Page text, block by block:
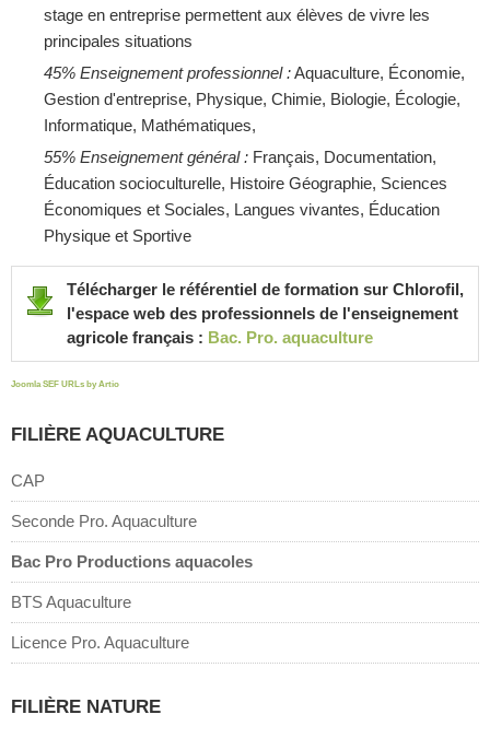
stage en entreprise permettent aux élèves de vivre les
principales situations
45% Enseignement professionnel :Aquaculture, Économie,
Gestion d'entreprise, Physique, Chimie, Biologie, Écologie,
Informatique, Mathématiques,
55% Enseignement général : Français, Documentation,
Éducation socioculturelle, Histoire Géographie, Sciences
Économiques et Sociales, Langues vivantes, Éducation
Physique et Sportive
Télécharger le référentiel de formation sur Chlorofil,
l'espace web des professionnels de l'enseignement
agricole français : Bac. Pro. aquaculture
Joomla SEF URLs by Artio
FILIÈRE AQUACULTURE
CAP
Seconde Pro. Aquaculture
Bac Pro Productions aquacoles
BTS Aquaculture
Licence Pro. Aquaculture
FILIÈRE NATURE